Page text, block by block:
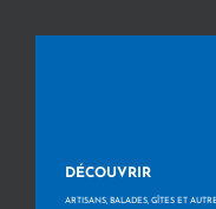
DÉCOUVRIR
ARTISANS, BALADES, GÎTES ET